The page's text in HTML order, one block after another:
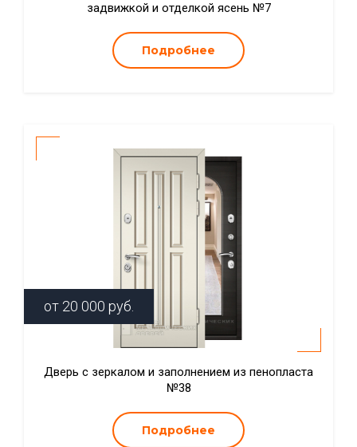
задвижкой и отделкой ясень №7
Подробнее
от 20 000 руб.
Дверь с зеркалом и заполнением из пенопласта
№38
Подробнее